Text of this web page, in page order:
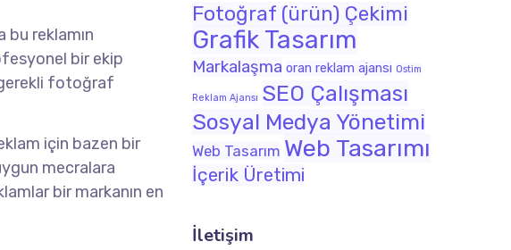
bu reklamın
bir ekip
fotoğraf
için bazen bir
mecralara
bir markanın en
Fotoğraf (ürün) Çekimi
Grafik Tasarım
Markalaşma oran reklam ajansı Ostim
Reklam Ajansı SEO Çalışması
Sosyal Medya Yönetimi
Web Tasarım Web Tasarımı
İçerik Üretimi
İletişim